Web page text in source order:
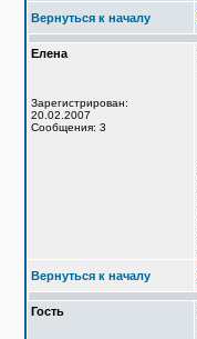
Вернуться к началу
Елена
Зарегистрирован:
20.02.2007
Сообщения: 3
Вернуться к началу
Гость